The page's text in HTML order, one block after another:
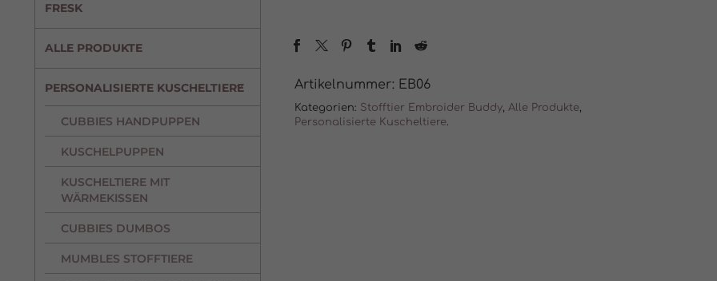
Artikelnummer: EB06
Kategorien: Stofftier Embroider Buddy, Alle Produkte,
Personalisierte Kuscheltiere.
FRESK
ALLE PRODUKTE
PERSONALISIERTE KUSCHELTIERE
CUBBIES HANDPUPPEN
KUSCHELPUPPEN
KUSCHELTIERE MIT
WÄRMEKISSEN
CUBBIES DUMBOS
MUMBLES STOFFTIERE